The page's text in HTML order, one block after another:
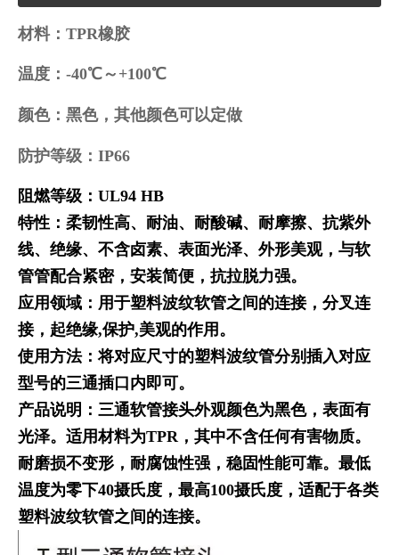
材料：TPR橡胶
温度：-40℃～+100℃
颜色：黑色，其他颜色可以定做
防护等级：IP66
阻燃等级：UL94 HB
特性：柔韧性高、耐油、耐酸碱、耐摩擦、抗紫外
线、绝缘、不含卤素、表面光泽、外形美观，与软
管管配合紧密，安装简便，抗拉脱力强。
应用领域：用于塑料波纹软管之间的连接，分叉连
接，起绝缘,保护,美观的作用。
使用方法：将对应尺寸的塑料波纹管分别插入对应
型号的三通插口内即可。
产品说明：三通软管接头外观颜色为黑色，表面有
光泽。适用材料为TPR，其中不含任何有害物质。
耐磨损不变形，耐腐蚀性强，稳固性能可靠。最低
温度为零下40摄氏度，最高100摄氏度，适配于各类
塑料波纹软管之间的连接。